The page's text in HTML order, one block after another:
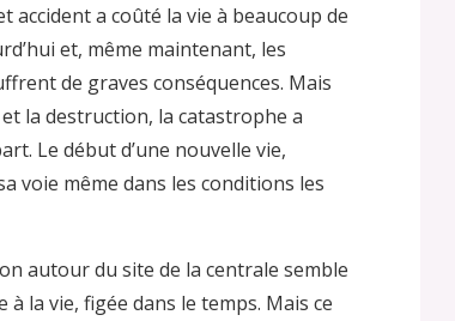
accident a coûté la vie à beaucoup de
et, même maintenant, les
de graves conséquences. Mais
la destruction, la catastrophe a
Le début d’une nouvelle vie,
voie même dans les conditions les
autour du site de la centrale semble
la vie, figée dans le temps. Mais ce